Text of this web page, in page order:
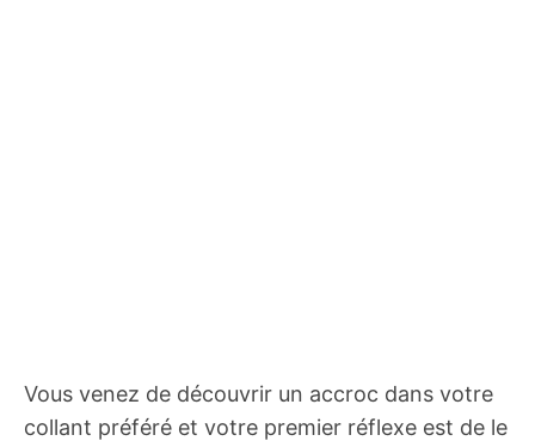
Vous venez de découvrir un accroc dans votre
collant préféré et votre premier réflexe est de le